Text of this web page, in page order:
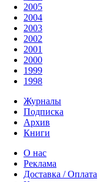
2005
2004
2003
2002
2001
2000
1999
1998
Журналы
Подписка
Архив
Книги
О нас
Реклама
Доставка / Оплата